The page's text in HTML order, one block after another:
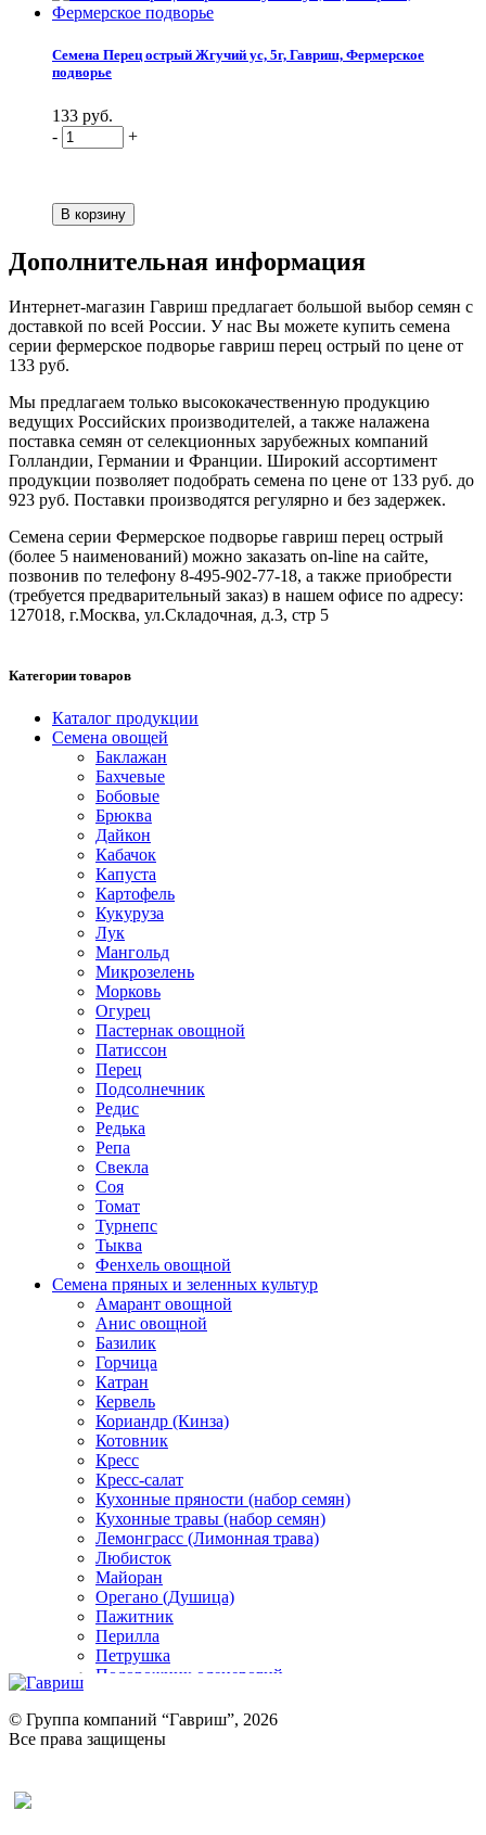
Семена Перец острый Жгучий ус, 5г, Гавриш, Фермерское
подворье
133 руб.
-
+
Дополнительная информация
Интернет-магазин Гавриш предлагает большой выбор семян с
доставкой по всей России. У нас Вы можете купить семена
серии фермерское подворье гавриш перец острый по цене от
133 руб.
Мы предлагаем только высококачественную продукцию
ведущих Российских производителей, а также налажена
поставка семян от селекционных зарубежных компаний
Голландии, Германии и Франции. Широкий ассортимент
продукции позволяет подобрать семена по цене от 133 руб. до
923 руб. Поставки производятся регулярно и без задержек.
Семена серии Фермерское подворье гавриш перец острый
(более 5 наименований) можно заказать on-line на сайте,
позвонив по телефону 8-495-902-77-18, а также приобрести
(требуется предварительный заказ) в нашем офисе по адресу:
127018, г.Москва, ул.Складочная, д.3, стр 5
Категории товаров
Каталог продукции
Семена овощей
Баклажан
Бахчевые
Бобовые
Брюква
Дайкон
Кабачок
Капуста
Картофель
Кукуруза
Лук
Мангольд
Микрозелень
Морковь
Огурец
Пастернак овощной
Патиссон
Перец
Подсолнечник
Редис
Редька
Репа
Свекла
Соя
Томат
Турнепс
Тыква
Фенхель овощной
Семена пряных и зеленных культур
Амарант овощной
Анис овощной
Базилик
Горчица
Катран
Кервель
Кориандр (Кинза)
Котовник
Кресс
Кресс-салат
Кухонные пряности (набор семян)
Кухонные травы (набор семян)
Лемонграсс (Лимонная трава)
Любисток
Майоран
Орегано (Душица)
Пажитник
Перилла
Петрушка
Подорожник оленерогий
Ревень
Рукола
Рута
© Группа компаний “Гавриш”, 2026
Все права защищены